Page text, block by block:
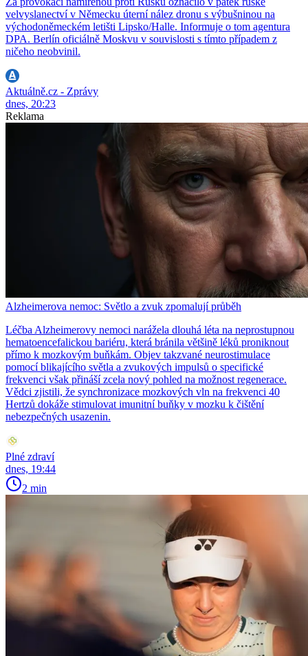
velvyslanectví v Německu úterní nález dronu s výbušninou na
východoněmeckém letišti Lipsko/Halle. Informuje o tom agentura
DPA. Berlín oficiálně Moskvu v souvislosti s tímto případem z
ničeho neobvinil.
Aktuálně.cz - Zprávy
dnes, 20:23
Reklama
Alzheimerova nemoc: Světlo a zvuk zpomalují průběh
Léčba Alzheimerovy nemoci narážela dlouhá léta na neprostupnou
hematoencefalickou bariéru, která bránila většině léků proniknout
přímo k mozkovým buňkám. Objev takzvané neurostimulace
pomocí blikajícího světla a zvukových impulsů o specifické
frekvenci však přináší zcela nový pohled na možnost regenerace.
Vědci zjistili, že synchronizace mozkových vln na frekvenci 40
Hertzů dokáže stimulovat imunitní buňky v mozku k čištění
nebezpečných usazenin.
Plné zdraví
dnes, 19:44
2 min